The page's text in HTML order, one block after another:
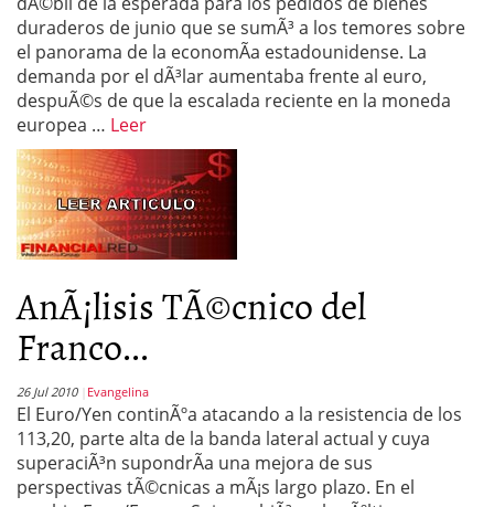
duraderos de junio que se sumÃ³ a los temores sobre
el panorama de la economÃ­a estadounidense. La
demanda por el dÃ³lar aumentaba frente al euro,
despuÃ©s de que la escalada reciente en la moneda
europea … Leer
AnÃ¡lisis TÃ©cnico del
Franco...
26 Jul 2010 Evangelina
El Euro/Yen continÃºa atacando a la resistencia de los
113,20, parte alta de la banda lateral actual y cuya
superaciÃ³n supondrÃ­a una mejora de sus
perspectivas tÃ©cnicas a mÃ¡s largo plazo. En el